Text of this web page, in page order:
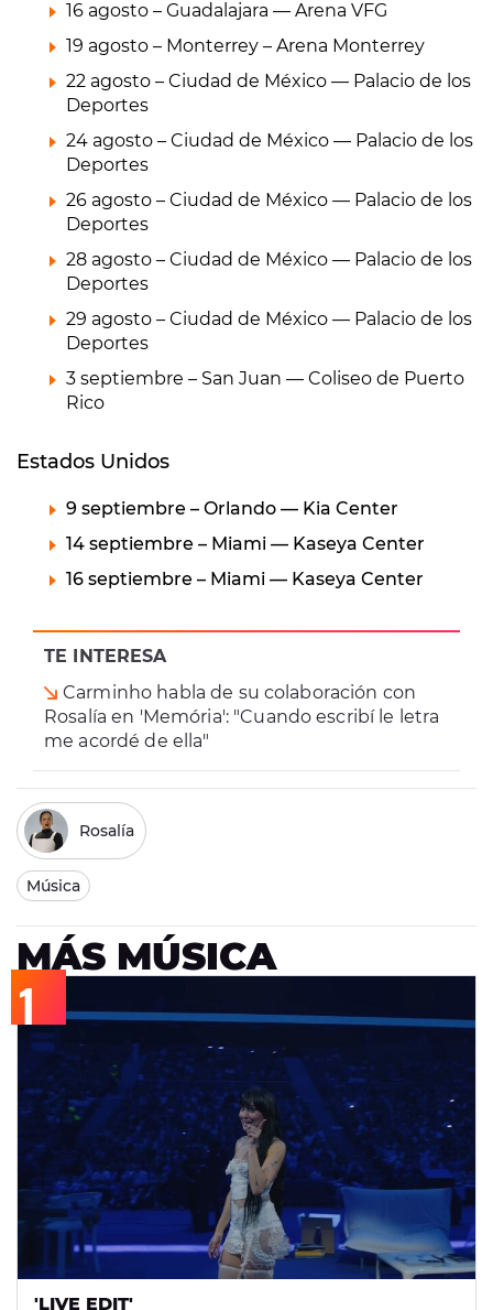
TE INTERESA
Carminho habla de su colaboración con
Rosalía en 'Memória': "Cuando escribí le letra
me acordé de ella"
16 agosto – Guadalajara — Arena VFG
19 agosto – Monterrey – Arena Monterrey
22 agosto – Ciudad de México — Palacio de los
Deportes
24 agosto – Ciudad de México — Palacio de los
Deportes
26 agosto – Ciudad de México — Palacio de los
Deportes
28 agosto – Ciudad de México — Palacio de los
Deportes
29 agosto – Ciudad de México — Palacio de los
Deportes
3 septiembre – San Juan — Coliseo de Puerto
Rico
Estados Unidos
9 septiembre – Orlando — Kia Center
14 septiembre – Miami — Kaseya Center
16 septiembre – Miami — Kaseya Center
Rosalía
Música
MÁS MÚSICA
'LIVE EDIT'